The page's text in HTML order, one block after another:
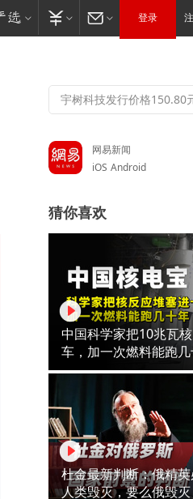
登录
网易新闻
iOS Android
猜你喜欢
中国科学家把10兆瓦
车，加一次燃料能跑
杜金最新判断：俄精
人类毁灭，要么俄毁灭